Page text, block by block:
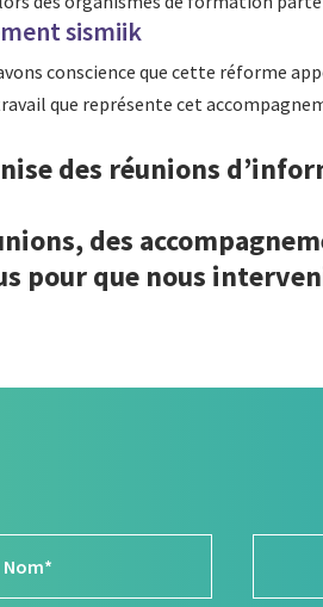
sismiik
conscience que cette réforme
que représente cet
des réunions
des
pour que nous